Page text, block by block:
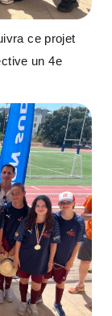
ce projet
un 4e